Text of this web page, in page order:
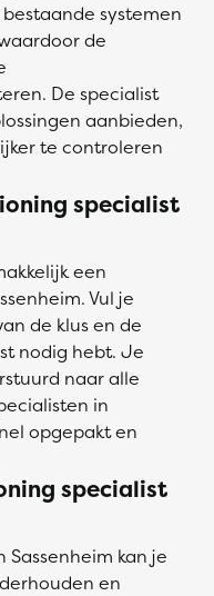
systemen
de
De specialist
aanbieden,
te controleren
specialist
een
Vul je
de klus en de
nodig hebt. Je
naar alle
in
opgepakt en
specialist
kan je
en